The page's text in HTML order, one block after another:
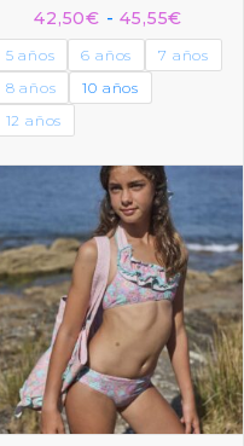
42,50€ - 45,55€
5 años 6 años
7 años
8 años
10 años
12 años